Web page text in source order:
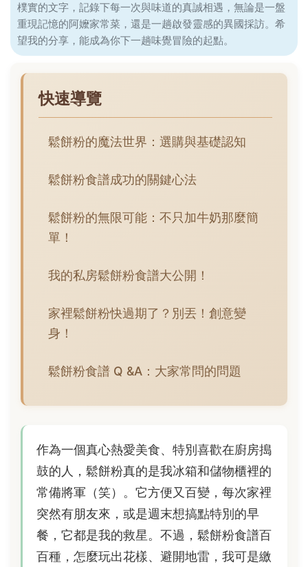
樸實的文字，記錄下每一次與味道的真誠相遇，無論是一盤
重現記憶的阿嬤家常菜，還是一趟啟發靈感的異國採訪。希
望我的分享，能成為你下一趟味覺冒險的起點。
快速導覽
鬆餅粉的魔法世界：選購與基礎認知
鬆餅粉食譜成功的關鍵心法
鬆餅粉的無限可能：不只加牛奶那麼簡
單！
我的私房鬆餅粉食譜大公開！
家裡鬆餅粉快過期了？別丟！創意變
身！
鬆餅粉食譜 Q &A：大家常問的問題
作為一個真心熱愛美食、特別喜歡在廚房搗
鼓的人，鬆餅粉真的是我冰箱和儲物櫃裡的
常備將軍（笑）。它方便又百變，每次家裡
突然有朋友來，或是週末想搞點特別的早
餐，它都是我的救星。不過，鬆餅粉食譜百
百種，怎麼玩出花樣、避開地雷，我可是繳